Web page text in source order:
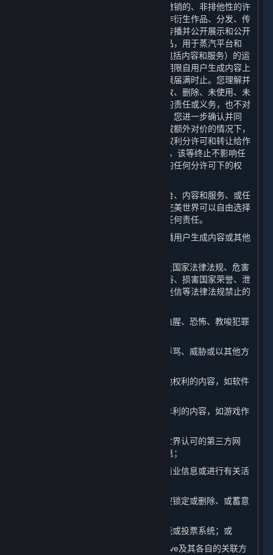
关联方一项世界范围的、免费的、不可撤销的、非排他性的许
可，以使用、复制、分许可、修改、创作衍生作品、分发、传
播、转码、翻译、广播以及以其他方式传播并公开展示和公开
表演您创建的用户生成内容及其衍生作品，用于蒸汽平台和
Steam平台的服务、游戏或其他产品（包括内容和服务）的运
营、分发、整合和推广等目的。本许可期限自用户生成内容上
传到蒸汽平台时起至其完整知识产权期限届满时止。您理解并
同意，完美世界不承担任何因使用、修改、删除、未使用、未
修改、未删除您的用户生成内容而产生的责任或义务，也不对
任何用户生成内容做出任何形式的保证。您进一步确认并同
意，完美世界可以在无需您进一步同意或额外对价的情况下，
将完美世界对您的用户生成内容享有之权利分许可和转让给作
为平台许可方的Valve。如上述许可终止，该等终止不影响任
何被分许可方在该等许可终止前被授予的任何分许可下的权
如果您向完美世界提供任何关于蒸汽平台、内容和服务、或任
何完美世界产品或服务的反馈或建议，完美世界可以自由选择
使用这些反馈或建议，而无须对您承担任何责任。
此外，当您在平台上上传、发表、或传播用户生成内容或其他
（1） 上传、发布或以任何方式传播违反国家法律法规、危害
国家安全、破坏祖国统一、违背公序良俗、损害国家荣誉、泄
露国家秘密、煽动民族矛盾、宣扬宗教迷信等法律法规禁止的
（2） 散布、传播淫秽、色情、暴力、血腥、恐怖、教唆犯罪
（3） 对他人进行侮辱、诽谤、造谣、辱骂、威胁或以其他方
（4） 发布、讨论侵犯他人著作权或其他权利的内容，如软件
（5） 发布、讨论不正当利用游戏漏洞牟利的内容，如游戏作
（6） 发布、传播钓鱼网站、非经完美世界认可的第三方网
址、游戏交易平台、游戏充值平台等信息；
（7） 滥发广告内容、垃圾邮件或其他商业信息或进行有关活
（8） 发布灌水、与相关版块无关、已被锁定或删除、或蓄意
（9） 操纵或滥用平台的评价、举报功能或投票系统；或
（10）发布、传播其他对完美世界、Valve及其各自的关联方